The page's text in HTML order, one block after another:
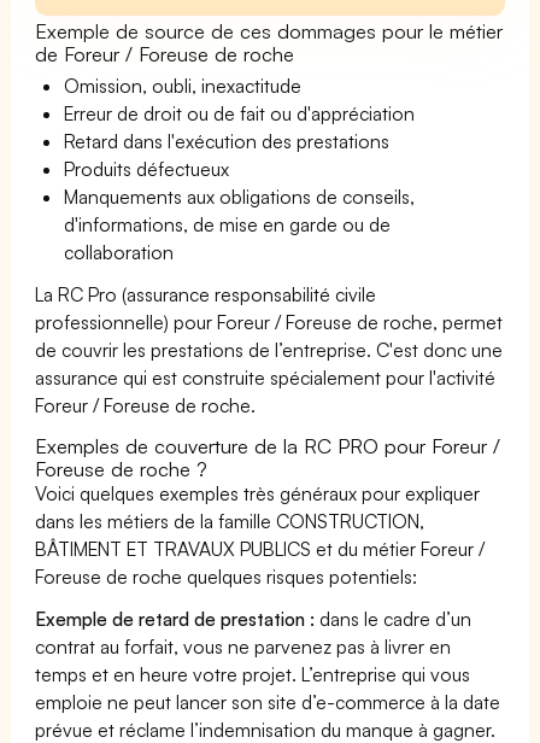
Exemple de source de ces dommages pour le métier
de Foreur / Foreuse de roche
Omission, oubli, inexactitude
Erreur de droit ou de fait ou d'appréciation
Retard dans l'exécution des prestations
Produits défectueux
Manquements aux obligations de conseils,
d'informations, de mise en garde ou de
collaboration
La RC Pro (assurance responsabilité civile
professionnelle) pour Foreur / Foreuse de roche, permet
de couvrir les prestations de l’entreprise. C'est donc une
assurance qui est construite spécialement pour l'activité
Foreur / Foreuse de roche.
Exemples de couverture de la RC PRO pour Foreur /
Foreuse de roche ?
Voici quelques exemples très généraux pour expliquer
dans les métiers de la famille CONSTRUCTION,
BÂTIMENT ET TRAVAUX PUBLICS et du métier Foreur /
Foreuse de roche quelques risques potentiels:
Exemple de retard de prestation : dans le cadre d’un
contrat au forfait, vous ne parvenez pas à livrer en
temps et en heure votre projet. L’entreprise qui vous
emploie ne peut lancer son site d’e-commerce à la date
prévue et réclame l’indemnisation du manque à gagner.